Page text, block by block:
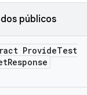
públicos
ProvideTest
Response